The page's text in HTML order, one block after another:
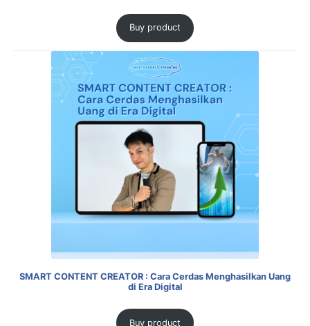
Buy product
SMART CONTENT CREATOR : Cara Cerdas Menghasilkan Uang
di Era Digital
Buy product